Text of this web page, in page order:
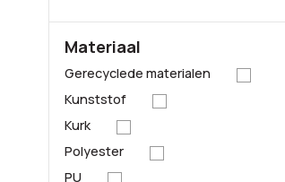
Materiaal
Gerecyclede materialen
Kunststof
Kurk
Polyester
PU